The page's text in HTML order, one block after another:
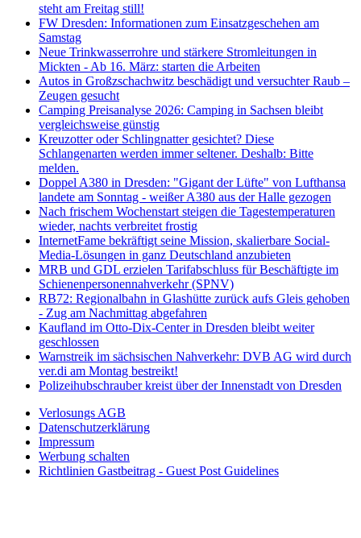
steht am Freitag still!
FW Dresden: Informationen zum Einsatzgeschehen am
Samstag
Neue Trinkwasserrohre und stärkere Stromleitungen in
Mickten - Ab 16. März: starten die Arbeiten
Autos in Großzschachwitz beschädigt und versuchter Raub –
Zeugen gesucht
Camping Preisanalyse 2026: Camping in Sachsen bleibt
vergleichsweise günstig
Kreuzotter oder Schlingnatter gesichtet? Diese
Schlangenarten werden immer seltener. Deshalb: Bitte
melden.
Doppel A380 in Dresden: "Gigant der Lüfte" von Lufthansa
landete am Sonntag - weißer A380 aus der Halle gezogen
Nach frischem Wochenstart steigen die Tagestemperaturen
wieder, nachts verbreitet frostig
InternetFame bekräftigt seine Mission, skalierbare Social-
Media-Lösungen in ganz Deutschland anzubieten
MRB und GDL erzielen Tarifabschluss für Beschäftigte im
Schienenpersonennahverkehr (SPNV)
RB72: Regionalbahn in Glashütte zurück aufs Gleis gehoben
- Zug am Nachmittag abgefahren
Kaufland im Otto-Dix-Center in Dresden bleibt weiter
geschlossen
Warnstreik im sächsischen Nahverkehr: DVB AG wird durch
ver.di am Montag bestreikt!
Polizeihubschrauber kreist über der Innenstadt von Dresden
Verlosungs AGB
Datenschutzerklärung
Impressum
Werbung schalten
Richtlinien Gastbeitrag - Guest Post Guidelines